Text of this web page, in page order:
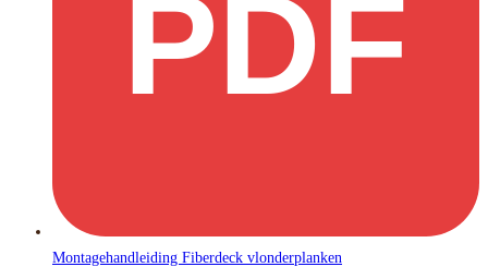
PDF
Montagehandleiding Fiberdeck vlonderplanken